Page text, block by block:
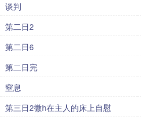
谈判
第二日2
第二日6
第二日完
窒息
第三日2微h在主人的床上自慰